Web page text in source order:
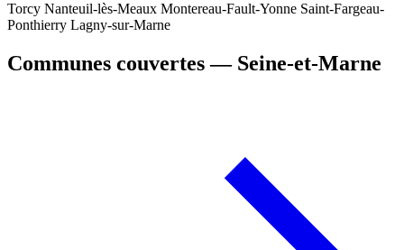
Torcy Nanteuil-lès-Meaux Montereau-Fault-Yonne Saint-Fargeau-
Ponthierry Lagny-sur-Marne
Communes couvertes — Seine-et-Marne